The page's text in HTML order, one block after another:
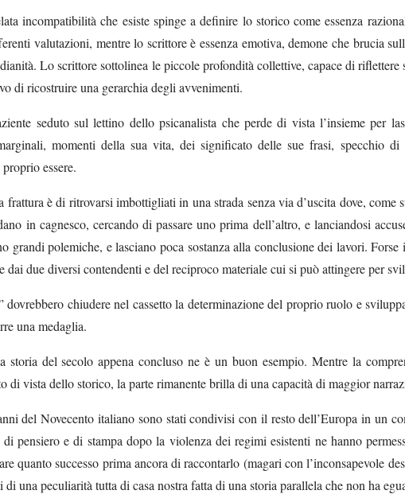
incompatibilità che esiste spinge a definire lo storico come essenza
valutazioni, mentre lo scrittore è essenza emotiva, demone che brucia
Lo scrittore sottolinea le piccole profondità collettive, capace di
di ricostruire una gerarchia degli avvenimenti.
seduto sul lettino dello psicanalista che perde di vista l’insieme per
momenti della sua vita, dei significato delle sue frasi, specchio
essere.
frattura è di ritrovarsi imbottigliati in una strada senza via d’uscita dove, come
in cagnesco, cercando di passare uno prima dell’altro, e lanciandosi
grandi polemiche, e lasciano poca sostanza alla conclusione dei lavori.
dai due diversi contendenti e del reciproco materiale cui si può attingere per
dovrebbero chiudere nel cassetto la determinazione del proprio ruolo e
una medaglia.
storia del secolo appena concluso ne è un buon esempio. Mentre la
di vista dello storico, la parte rimanente brilla di una capacità di maggior
del Novecento italiano sono stati condivisi con il resto dell’Europa in un
di pensiero e di stampa dopo la violenza dei regimi esistenti ne hanno
quanto successo prima ancora di raccontarlo (magari con l’inconsapevole
di una peculiarità tutta di casa nostra fatta di una storia parallela che non ha